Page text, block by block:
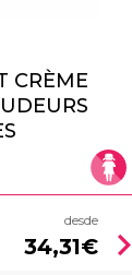
CRÈME
desde
34,31€